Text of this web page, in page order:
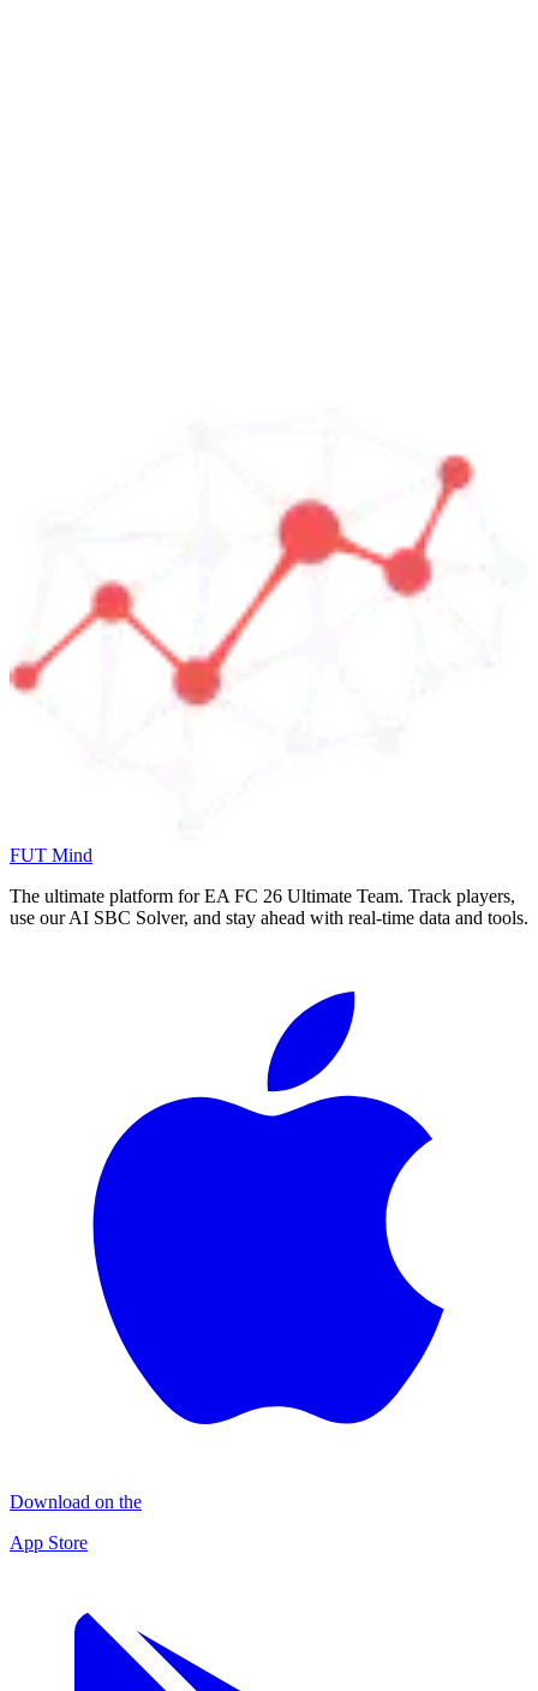
FUT Mind
The ultimate platform for EA FC 26 Ultimate Team. Track players,
use our AI SBC Solver, and stay ahead with real-time data and tools.
Download on the
App Store